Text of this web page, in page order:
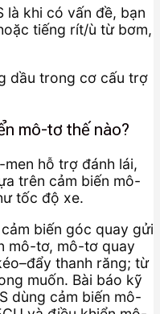
là khi có vấn đề, bạn
tiếng rít/ù từ bơm,
mô-tơ thế nào?
hỗ trợ đánh lái,
trên cảm biến mô-
tốc độ xe.
biến góc quay gửi
mô-tơ, mô-tơ quay
thanh răng; từ
muốn. Bài báo kỹ
dùng cảm biến mô-